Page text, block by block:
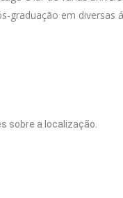
graduação em diversas
sobre a localização.